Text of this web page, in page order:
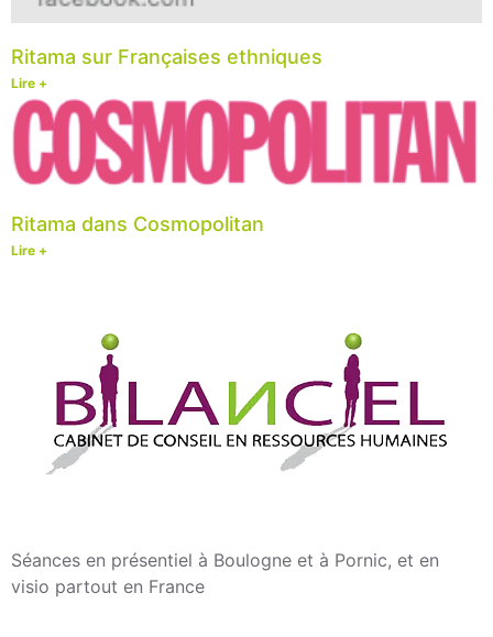
Ritama sur Françaises ethniques
Lire +
Ritama dans Cosmopolitan
Lire +
Séances en présentiel à Boulogne et à Pornic, et en
visio partout en France